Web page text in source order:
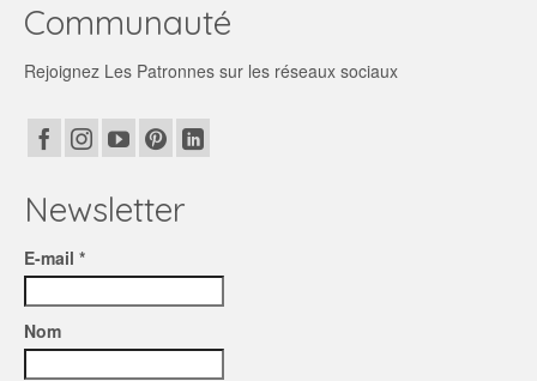
Communauté
Rejoignez Les Patronnes sur les réseaux sociaux
Newsletter
E-mail *
Nom